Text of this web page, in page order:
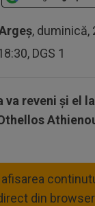
, duminică,
DGS 1
va reveni și el
din